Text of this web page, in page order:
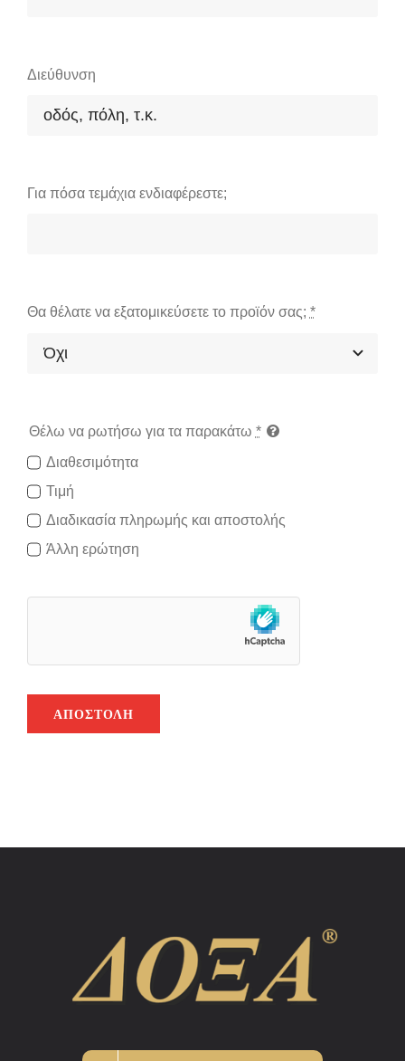
Διεύθυνση
Για πόσα τεμάχια ενδιαφέρεστε;
Θα θέλατε να εξατομικεύσετε το προϊόν σας; *
Θέλω να ρωτήσω για τα παρακάτω *
Διαθεσιμότητα
Τιμή
Διαδικασία πληρωμής και αποστολής
Άλλη ερώτηση
ΑΠΟΣΤΟΛΉ